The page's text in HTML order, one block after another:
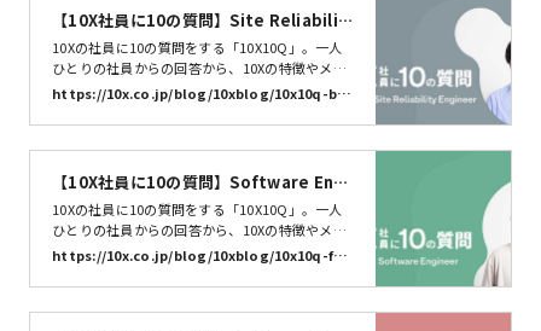
【10X社員に10の質問】Site Reliabilit
y Engineer @babarot | 株式会社10X
10Xの社員に10の質問をする「10X10Q」。一人
ひとりの社員からの回答から、10Xの特徴やメン
バーの特性を知るきっかけになればうれしいで
す。Site Reliability Engineerの@babarotさんに
10の質問に答えていただきました。それでは早速
いってみましょう。10X10Q、スタート！お名前
https://10x.co.jp/blog/10xblog/10x10q-bab
【10X社員に10の質問】Software Engi
neer 二川隆浩 | 株式会社10X
10Xの社員に10の質問をする「10X10Q」。一人
ひとりの社員からの回答から、10Xの特徴やメン
バーの特性を知るきっかけになればうれしいで
す。今回は、ソフトウェアエンジニアの二川隆浩
さん（@futabooo）さんに10の質問に答えてい
ただきました。それでは早速スタート！お名前と
https://10x.co.jp/blog/10xblog/10x10q-fut